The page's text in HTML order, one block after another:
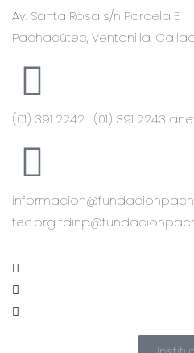
Av. Santa Rosa s/n Parcela E
Pachacútec, Ventanilla.
(01) 391 2242 | (01) 391 2243
tec.org